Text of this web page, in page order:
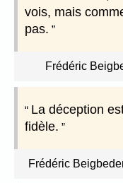
vois, mais
pas.
Frédéric
La déception
fidèle.
Frédéric